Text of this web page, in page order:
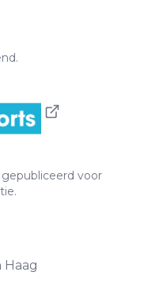
voor
Haag